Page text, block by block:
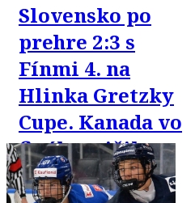
Slovensko po
prehre 2:3 s
Fínmi 4. na
Hlinka Gretzky
Cupe. Kanada vo
finále zničila
USA 8:1